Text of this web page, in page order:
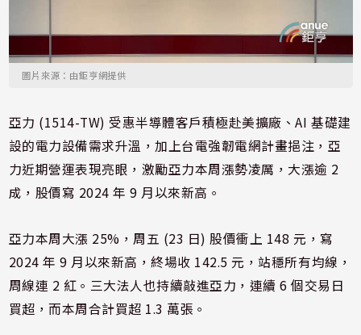
圖片來源：由鉅亨網提供
亞力 (1514-TW) 受惠半導體客戶積極赴美擴廠、AI 基礎建
設的電力設備需求升溫，加上台電強韌電網計畫挹注，亞
力近期營運表現亮眼，激勵亞力本周漲勢凌厲，大漲逾 2
成，股價寫 2024 年 9 月以來新高。
亞力本周大漲 25%，周五 (23 日) 股價衝上 148 元，寫
2024 年 9 月以來新高，終場收 142.5 元，站穩所有均線，
周線連 2 紅。三大法人也持續敲進亞力，連續 6 個交易日
買超，而本周合計買超 1.3 萬張。